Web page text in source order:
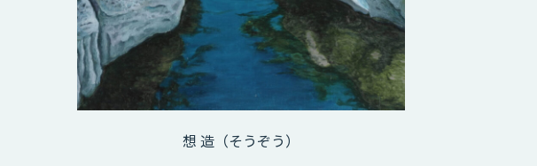
想 造（そうぞう）